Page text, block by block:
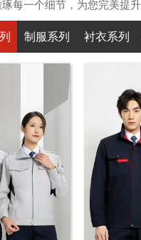
制服系列 衬衣系列